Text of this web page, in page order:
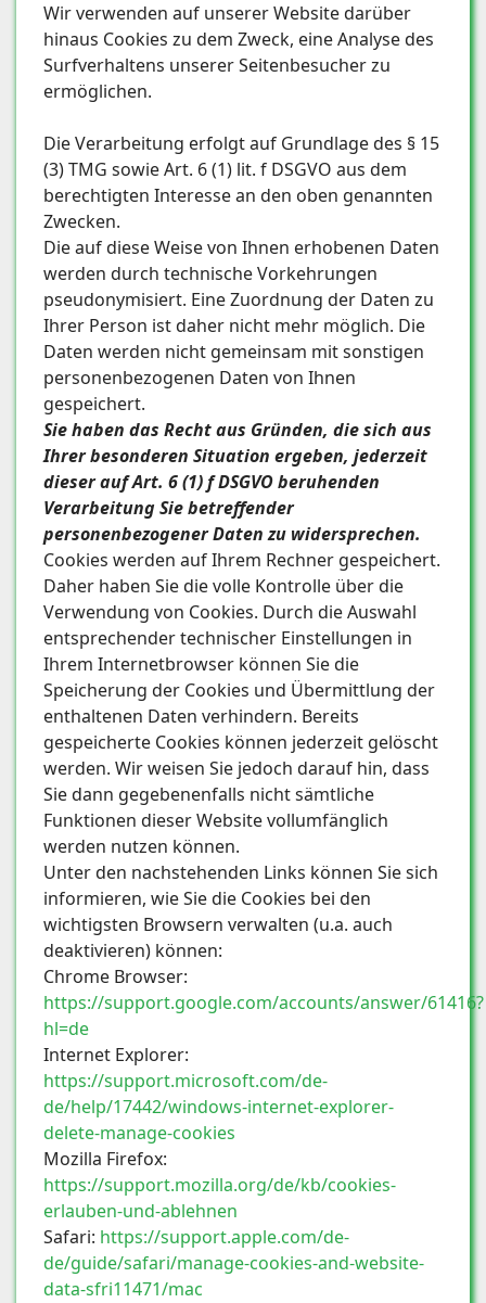
Wir verwenden auf unserer Website darüber
hinaus Cookies zu dem Zweck, eine Analyse des
Surfverhaltens unserer Seitenbesucher zu
ermöglichen.
Die Verarbeitung erfolgt auf Grundlage des § 15
(3) TMG sowie Art. 6 (1) lit. f DSGVO aus dem
berechtigten Interesse an den oben genannten
Zwecken.
Die auf diese Weise von Ihnen erhobenen Daten
werden durch technische Vorkehrungen
pseudonymisiert. Eine Zuordnung der Daten zu
Ihrer Person ist daher nicht mehr möglich. Die
Daten werden nicht gemeinsam mit sonstigen
personenbezogenen Daten von Ihnen
gespeichert.
Sie haben das Recht aus Gründen, die sich aus
Ihrer besonderen Situation ergeben, jederzeit
dieser auf Art. 6 (1) f DSGVO beruhenden
Verarbeitung Sie betreffender
personenbezogener Daten zu widersprechen.
Cookies werden auf Ihrem Rechner gespeichert.
Daher haben Sie die volle Kontrolle über die
Verwendung von Cookies. Durch die Auswahl
entsprechender technischer Einstellungen in
Ihrem Internetbrowser können Sie die
Speicherung der Cookies und Übermittlung der
enthaltenen Daten verhindern. Bereits
gespeicherte Cookies können jederzeit gelöscht
werden. Wir weisen Sie jedoch darauf hin, dass
Sie dann gegebenenfalls nicht sämtliche
Funktionen dieser Website vollumfänglich
werden nutzen können.
Unter den nachstehenden Links können Sie sich
informieren, wie Sie die Cookies bei den
wichtigsten Browsern verwalten (u.a. auch
deaktivieren) können:
Chrome Browser:
https://support.google.com/accounts/answer/61416?
hl=de
Internet Explorer:
https://support.microsoft.com/de-
de/help/17442/windows-internet-explorer-
delete-manage-cookies
Mozilla Firefox:
https://support.mozilla.org/de/kb/cookies-
erlauben-und-ablehnen
Safari: https://support.apple.com/de-
de/guide/safari/manage-cookies-and-website-
data-sfri11471/mac